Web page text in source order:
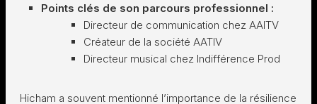
Points clés de son parcours professionnel :
Directeur de communication chez AAITV
Créateur de la société AATIV
Directeur musical chez Indifférence Prod
Hicham a souvent mentionné l’importance de la résilience